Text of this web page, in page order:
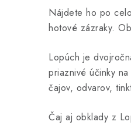
Nájdete ho po
hotové zázraky.
Lopúch je
priaznivé účinky
čajov, odvarov,
Čaj aj obklady z